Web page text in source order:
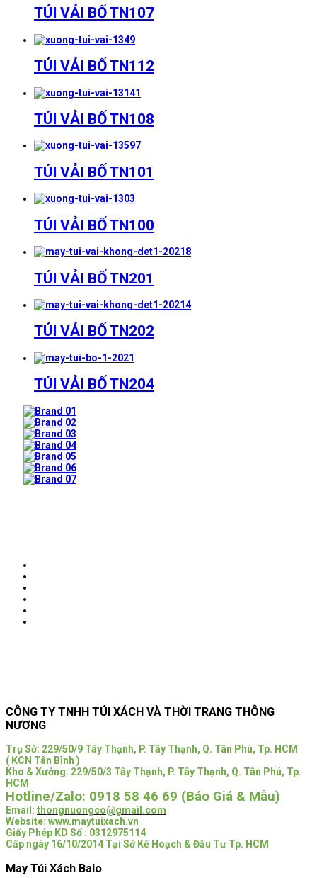
TÚI VẢI BỐ TN107
TÚI VẢI BỐ TN112
TÚI VẢI BỐ TN108
TÚI VẢI BỐ TN101
TÚI VẢI BỐ TN100
TÚI VẢI BỐ TN201
TÚI VẢI BỐ TN202
TÚI VẢI BỐ TN204
CÔNG TY TNHH TÚI XÁCH VÀ THỜI TRANG THÔNG
NƯƠNG
Trụ Sở: 229/50/9 Tây Thạnh, P. Tây Thạnh, Q. Tân Phú, Tp. HCM
( KCN Tân Bình )
Kho & Xưởng: 229/50/3 Tây Thạnh, P. Tây Thạnh, Q. Tân Phú, Tp.
HCM
Hotline/Zalo: 0918 58 46 69 (Báo Giá & Mẫu)
Email: thongnuongco@gmail.com
Website: www.maytuixach.vn
Giấy Phép KD Số : 0312975114
Cấp ngày 16/10/2014 Tại Sở Kế Hoạch & Đầu Tư Tp. HCM
May Túi Xách Balo